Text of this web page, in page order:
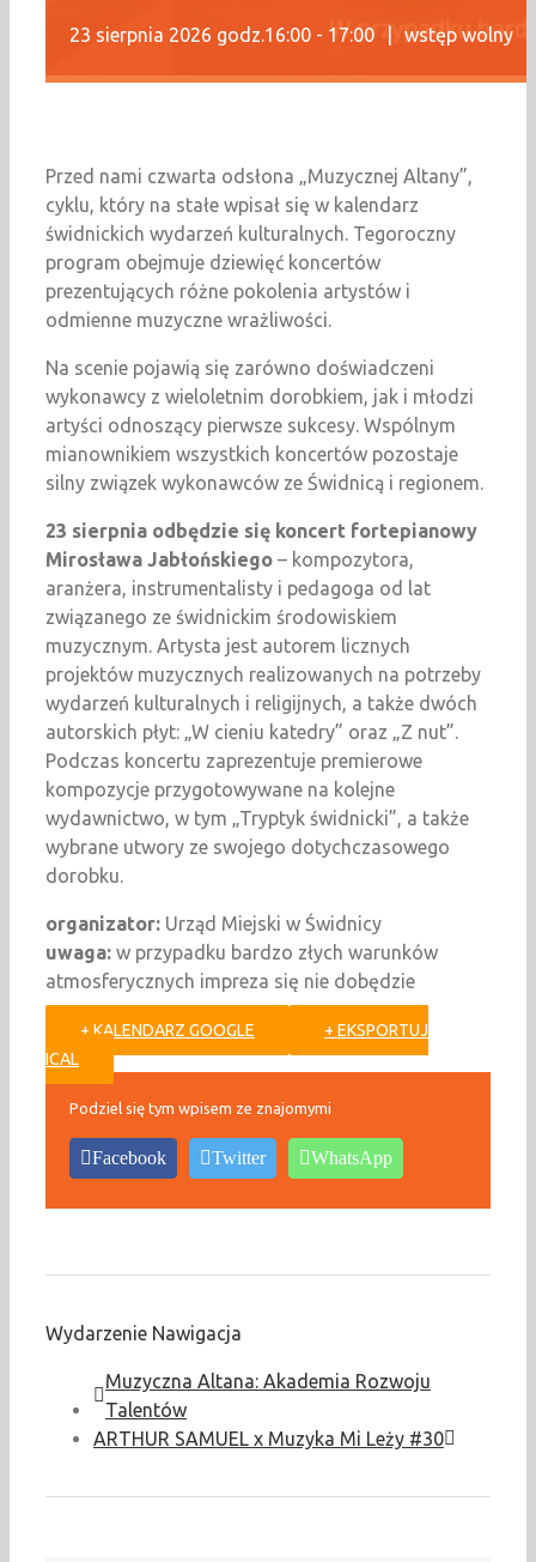
23 sierpnia 2026 godz.16:00 - 17:00 wstęp wolny
Przed nami czwarta odsłona „Muzycznej Altany”,
cyklu, który na stałe wpisał się w kalendarz
świdnickich wydarzeń kulturalnych. Tegoroczny
program obejmuje dziewięć koncertów
prezentujących różne pokolenia artystów i
odmienne muzyczne wrażliwości.
Na scenie pojawią się zarówno doświadczeni
wykonawcy z wieloletnim dorobkiem, jak i młodzi
artyści odnoszący pierwsze sukcesy. Wspólnym
mianownikiem wszystkich koncertów pozostaje
silny związek wykonawców ze Świdnicą i regionem.
23 sierpnia odbędzie się koncert fortepianowy
Mirosława Jabłońskiego – kompozytora,
aranżera, instrumentalisty i pedagoga od lat
związanego ze świdnickim środowiskiem
muzycznym. Artysta jest autorem licznych
projektów muzycznych realizowanych na potrzeby
wydarzeń kulturalnych i religijnych, a także dwóch
autorskich płyt: „W cieniu katedry” oraz „Z nut”.
Podczas koncertu zaprezentuje premierowe
kompozycje przygotowywane na kolejne
wydawnictwo, w tym „Tryptyk świdnicki”, a także
wybrane utwory ze swojego dotychczasowego
dorobku.
organizator: Urząd Miejski w Świdnicy
uwaga: w przypadku bardzo złych warunków
atmosferycznych impreza się nie dobędzie
+ KALENDARZ GOOGLE
+ EKSPORTUJ
ICAL
Podziel się tym wpisem ze znajomymi
Facebook Twitter WhatsApp
Wydarzenie Nawigacja
Muzyczna Altana: Akademia Rozwoju
Talentów
ARTHUR SAMUEL x Muzyka Mi Leży #30